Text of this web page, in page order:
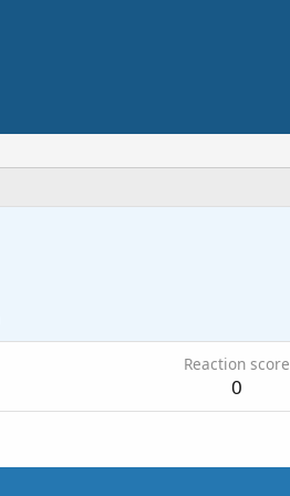
Reaction score
0